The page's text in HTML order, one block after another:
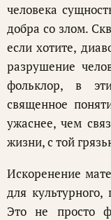
человека
добра со злом.
если хотите,
разрушение
фольклор, в
священное
ужаснее, чем
жизни, с той
Искоренение
для культурного,
Это не просто